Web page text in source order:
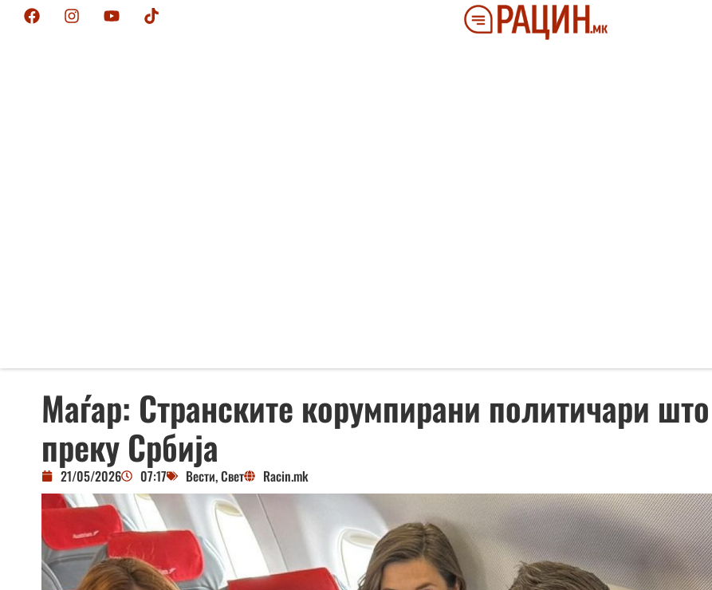
Маѓар: Странските корумпирани политичари
преку Србија
21/05/2026 07:17 Вести,Свет Racin.mk